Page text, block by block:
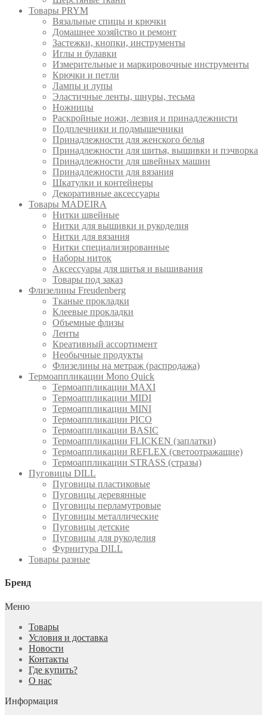
Товары PRYM
Вязальные спицы и крючки
Домашнее хозяйство и ремонт
Застежки, кнопки, инструменты
Иглы и булавки
Измерительные и маркировочные инструменты
Крючки и петли
Лампы и лупы
Эластичные ленты, шнуры, тесьма
Ножницы
Раскройные ножи, лезвия и принадлежнисти
Подплечники и подмышечники
Принадлежности для женского белья
Принадлежности для шитья, вышивки и пэчворка
Принадлежности для швейных машин
Принадлежности для вязания
Шкатулки и контейнеры
Декоративные аксессуары
Товары MADEIRA
Нитки швейные
Нитки для вышивки и рукоделия
Нитки для вязания
Нитки специализированные
Наборы ниток
Аксессуары для шитья и вышивания
Товары под заказ
Флизелины Freudenberg
Тканые прокладки
Клеевые прокладки
Объемные флизы
Ленты
Креативный ассортимент
Необычные продукты
Флизелины на метраж (распродажа)
Термоаппликации Mono Quick
Термоаппликации MAXI
Термоаппликации MIDI
Термоаппликации MINI
Термоаппликации PICO
Термоаппликации BASIC
Термоаппликации FLICKEN (заплатки)
Термоаппликации REFLEX (светоотражащие)
Термоаппликации STRASS (стразы)
Пуговицы DILL
Пуговицы пластиковые
Пуговицы деревянные
Пуговицы перламутровые
Пуговицы металлические
Пуговицы детские
Пуговицы для рукоделия
Фурнитура DILL
Товары разные
Бренд
Меню
Товары
Условия и доставка
Новости
Контакты
Где купить?
О нас
Информация